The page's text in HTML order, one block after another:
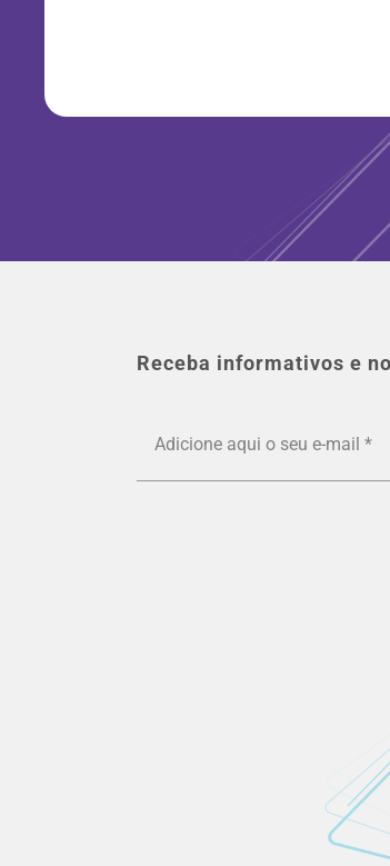
Receba informativos e